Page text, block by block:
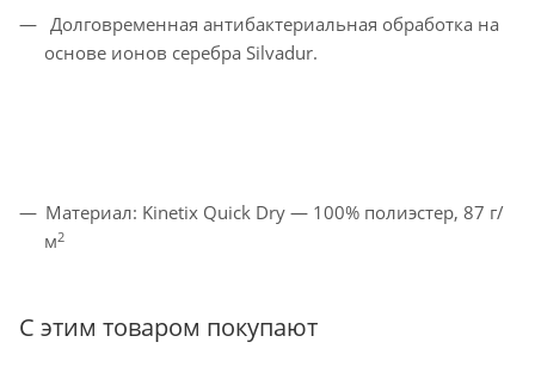
Долговременная антибактериальная обработка на
основе ионов серебра Silvadur.
Материал: Kinetix Quick Dry — 100% полиэстер, 87 г/
м2
С этим товаром покупают